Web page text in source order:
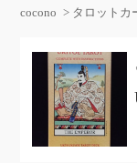
cocono
タロットカ